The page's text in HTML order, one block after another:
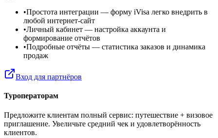
•Простота интеграции — форму iVisa легко внедрить в
любой интернет-сайт
•Личный кабинет — настройка аккаунта и
формирование отчётов
•Подробные отчёты — статистика заказов и динамика
продаж
Вход для партнёров
Туроператорам
Предложите клиентам полный сервис: путешествие + визовое
приглашение. Увеличьте средний чек и удовлетворённость
клиентов.